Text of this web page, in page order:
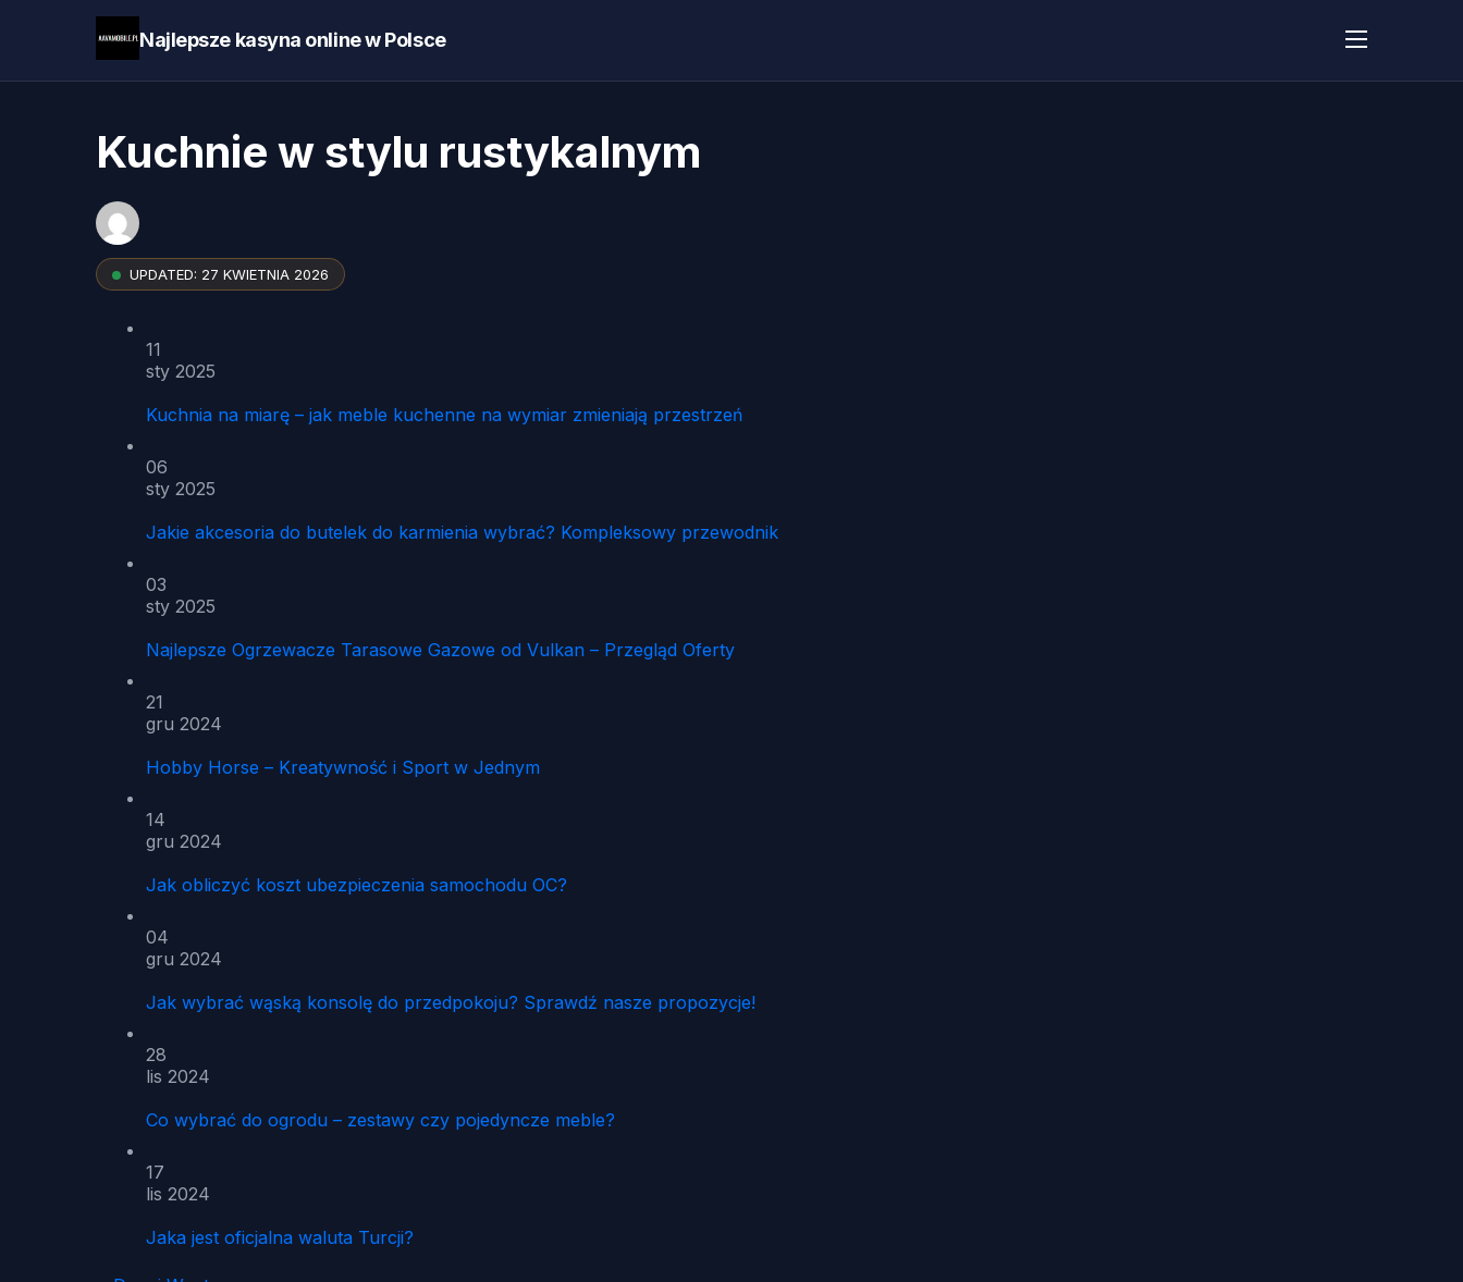
Najlepsze kasyna online w Polsce
Kuchnie w stylu rustykalnym
UPDATED: 27 KWIETNIA 2026
11
sty 2025
Kuchnia na miarę – jak meble kuchenne na wymiar zmieniają przestrzeń
06
sty 2025
Jakie akcesoria do butelek do karmienia wybrać? Kompleksowy przewodnik
03
sty 2025
Najlepsze Ogrzewacze Tarasowe Gazowe od Vulkan – Przegląd Oferty
21
gru 2024
Hobby Horse – Kreatywność i Sport w Jednym
14
gru 2024
Jak obliczyć koszt ubezpieczenia samochodu OC?
04
gru 2024
Jak wybrać wąską konsolę do przedpokoju? Sprawdź nasze propozycje!
28
lis 2024
Co wybrać do ogrodu – zestawy czy pojedyncze meble?
17
lis 2024
Jaka jest oficjalna waluta Turcji?